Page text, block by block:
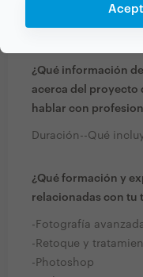
PREGUNTAS Y
¿Qué información
acerca del proyecto
hablar con
Duración--Qué
¿Qué formación y
relacionadas con tu
-Fotografía
-Retoque y
-Photoshop